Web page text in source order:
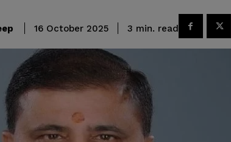
16 October 2025 3 min. read